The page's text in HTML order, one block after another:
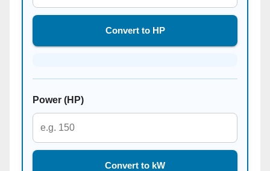
Convert to HP
Power (HP)
Convert to kW